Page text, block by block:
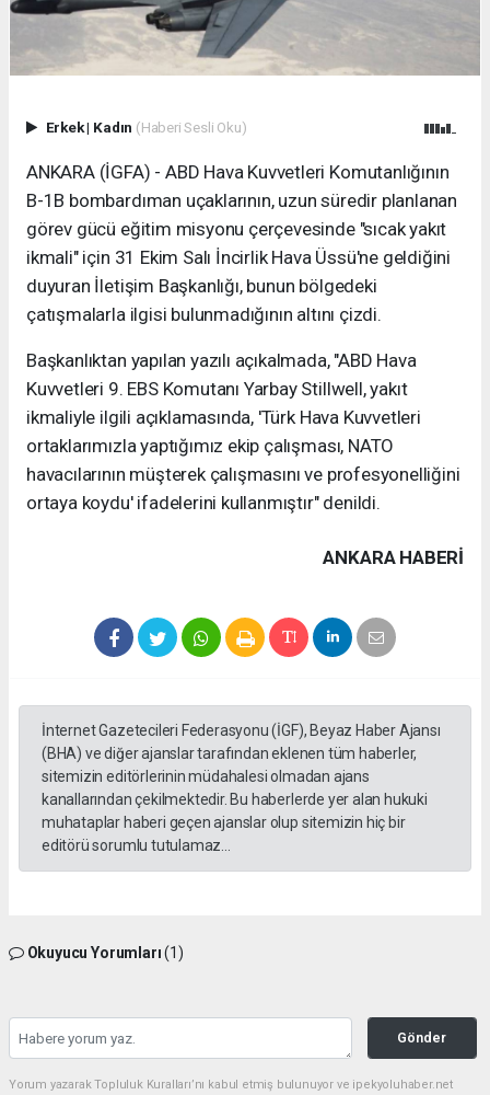
Erkek| Kadın (Haberi Sesli Oku)
ANKARA (İGFA) - ABD Hava Kuvvetleri Komutanlığının
B-1B bombardıman uçaklarının, uzun süredir planlanan
görev gücü eğitim misyonu çerçevesinde "sıcak yakıt
ikmali" için 31 Ekim Salı İncirlik Hava Üssü'ne geldiğini
duyuran İletişim Başkanlığı, bunun bölgedeki
çatışmalarla ilgisi bulunmadığının altını çizdi.
Başkanlıktan yapılan yazılı açıkalmada, "ABD Hava
Kuvvetleri 9. EBS Komutanı Yarbay Stillwell, yakıt
ikmaliyle ilgili açıklamasında, 'Türk Hava Kuvvetleri
ortaklarımızla yaptığımız ekip çalışması, NATO
havacılarının müşterek çalışmasını ve profesyonelliğini
ortaya koydu' ifadelerini kullanmıştır" denildi.
ANKARA HABERİ
İnternet Gazetecileri Federasyonu (İGF), Beyaz Haber Ajansı
(BHA) ve diğer ajanslar tarafından eklenen tüm haberler,
sitemizin editörlerinin müdahalesi olmadan ajans
kanallarından çekilmektedir. Bu haberlerde yer alan hukuki
muhataplar haberi geçen ajanslar olup sitemizin hiç bir
editörü sorumlu tutulamaz...
Okuyucu Yorumları(1)
Gönder
Yorum yazarak Topluluk Kuralları’nı kabul etmiş bulunuyor ve ipekyoluhaber.net